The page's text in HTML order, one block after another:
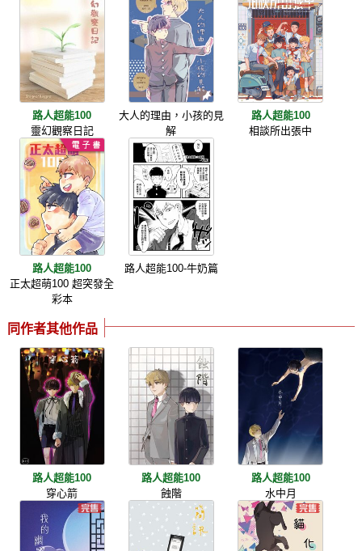
路人超能100
靈幻觀察日記
大人的理由，小孩的見
解
路人超能100
相談所出張中
路人超能100
正太超萌100 超突發全
彩本
路人超能100-牛奶篇
同作者其他作品
路人超能100
穿心箭
路人超能100
蝕階
路人超能100
水中月